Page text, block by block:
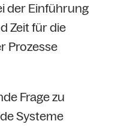
der Einführung
Zeit für die
Prozesse
Frage zu
Systeme